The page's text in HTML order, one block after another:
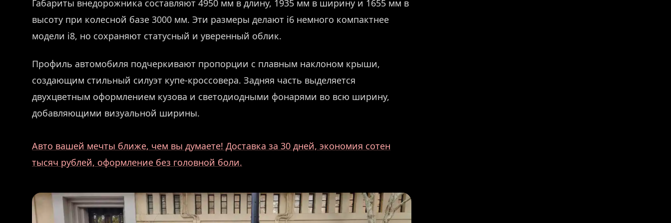
Габариты внедорожника составляют 4950 мм в длину, 1935 мм в ширину и 1655 мм в
высоту при колесной базе 3000 мм. Эти размеры делают i6 немного компактнее
модели i8, но сохраняют статусный и уверенный облик.
Профиль автомобиля подчеркивают пропорции с плавным наклоном крыши,
создающим стильный силуэт купе-кроссовера. Задняя часть выделяется
двухцветным оформлением кузова и светодиодными фонарями во всю ширину,
добавляющими визуальной ширины.
Авто вашей мечты ближе, чем вы думаете! Доставка за 30 дней, экономия сотен
тысяч рублей, оформление без головной боли.